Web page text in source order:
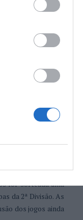
for sorteada uma
da 2ª Divisão. As
dos jogos ainda